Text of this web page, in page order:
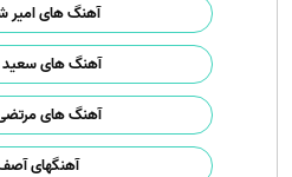
آهنگ های امیر
آهنگ های
آهنگ های
آهنگهای آصف